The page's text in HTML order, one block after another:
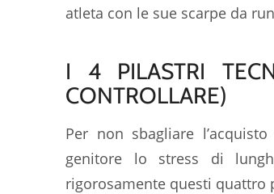
atleta con le sue scarpe da
I 4 PILASTRI
CONTROLLARE)
Per non sbagliare
genitore lo stress di
rigorosamente questi quattro